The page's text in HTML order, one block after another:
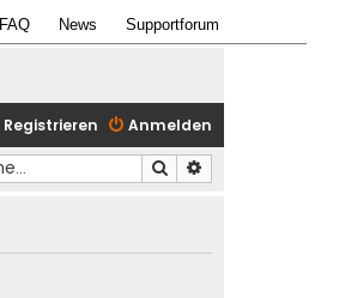
FAQ News Supportforum
Anmelden
Registrieren
Suche